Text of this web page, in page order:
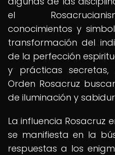
el
conocimientos y
transformación del
de la perfección
y prácticas
Orden Rosacruz
de iluminación y
La influencia Rosacruz
se manifiesta en la
respuestas a los